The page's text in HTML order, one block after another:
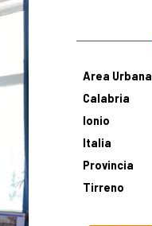
Area Urbana
Calabria
Ionio
Italia
Provincia
Tirreno